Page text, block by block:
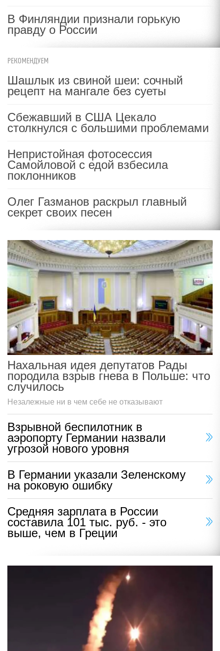
В Финляндии признали горькую
правду о России
РЕКОМЕНДУЕМ
Шашлык из свиной шеи: сочный
рецепт на мангале без суеты
Сбежавший в США Цекало
столкнулся с большими проблемами
Непристойная фотосессия
Самойловой с едой взбесила
поклонников
Олег Газманов раскрыл главный
секрет своих песен
Нахальная идея депутатов Рады
породила взрыв гнева в Польше: что
случилось
Незалежные ни в чем себе не отказывают
Взрывной беспилотник в
аэропорту Германии назвали
угрозой нового уровня
В Германии указали Зеленскому
на роковую ошибку
Средняя зарплата в России
составила 101 тыс. руб. - это
выше, чем в Греции